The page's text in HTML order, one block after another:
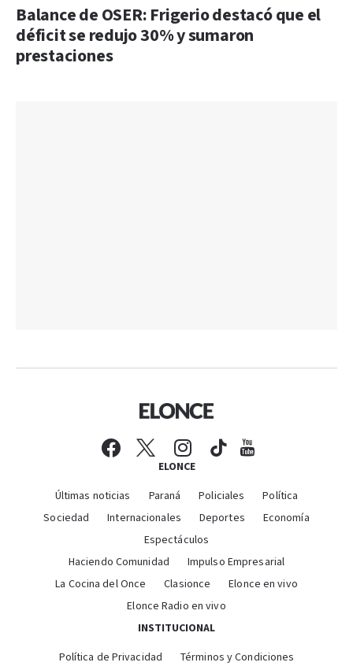
Balance de OSER: Frigerio destacó que el
déficit se redujo 30% y sumaron
prestaciones
ELONCE
Últimas noticias Paraná Policiales
Política
Sociedad
Internacionales Deportes
Economía
Espectáculos
Haciendo Comunidad
Impulso Empresarial
La Cocina del Once
Clasionce
Elonce en vivo
Elonce Radio en vivo
INSTITUCIONAL
Política de Privacidad Términos y Condiciones